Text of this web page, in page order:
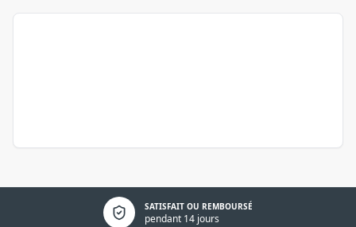
SATISFAIT OU REMBOURSÉ
pendant 14 jours
Politique de confidentialité